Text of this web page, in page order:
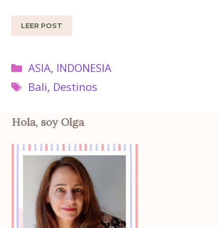
LEER POST
Categorías
ASIA, INDONESIA
Etiquetas
Bali, Destinos
Hola, soy Olga